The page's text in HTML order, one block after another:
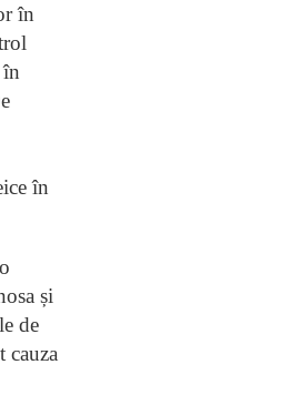
în
în
și
de
cauza